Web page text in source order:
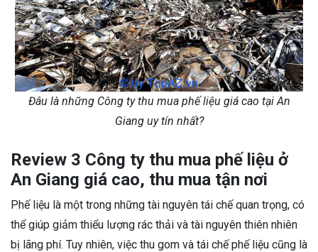
Đâu là những Công ty thu mua phế liệu giá cao tại An
Giang uy tín nhất?
Review 3 Công ty thu mua phế liệu ở
An Giang giá cao, thu mua tận nơi
Phế liệu là một trong những tài nguyên tái chế quan trọng, có
thể giúp giảm thiểu lượng rác thải và tài nguyên thiên nhiên
bị lãng phí. Tuy nhiên, việc thu gom và tái chế phế liệu cũng là